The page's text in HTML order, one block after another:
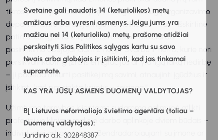
Svetaine gali naudotis 14 (keturiolikos) metų
amžiaus arba vyresni asmenys. Jeigu jums yra
mažiau nei 14 (keturiolika) metų, prašome atidžiai
perskaityti šias Politikos sąlygas kartu su savo
tėvais arba globėjais ir įsitikinti, kad jas tinkamai
suprantate.
KAS YRA JŪSŲ ASMENS DUOMENŲ VALDYTOJAS?
BĮ Lietuvos neformaliojo švietimo agentūra (toliau –
Duomenų valdytojas):
Juridinio a.k. 302848387
tikros profesijos kasdienybę“, – teigė Paslaugų organizavimo
departamento patarėja Inga Nomeikienė. – Tai – išskirtinė
patirtis, kuri gali turėti įtakos profesinei ateičiai dėl
pasirinkimo abejojančiam žmogui. Svarbu ir tiems, kurie nori
persikvalifikuoti, grįžta iš emigracijos ar yra ilgą laiką nedirbę
– ji padeda atkurti pasitikėjimą savimi, atnaujinti įgūdžius ir
įsitikinti, kad pasirinkta kryptis – teisinga.“
Užimtumo tarnybos klientams sudaroma galimybė atlikti
profesinį veiklinimą realioje darbo aplinkoje dviem būdais –
individualiai arba grupėse. Bendradarbiaujant su įmone ar